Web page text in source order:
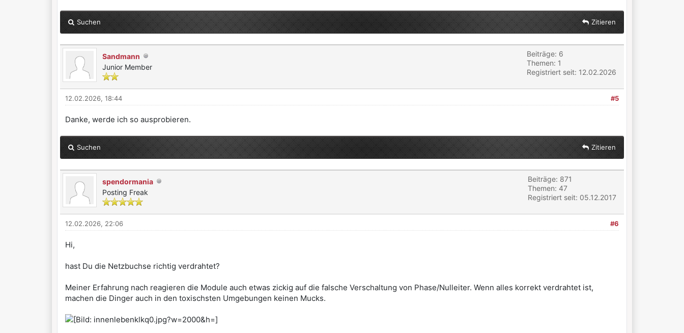
Suchen Zitieren
Sandmann
Junior Member
Beiträge: 6
Themen: 1
Registriert seit: 12.02.2026
#5
12.02.2026, 18:44
Danke, werde ich so ausprobieren.
Suchen Zitieren
spendormania
Posting Freak
Beiträge: 871
Themen: 47
Registriert seit: 05.12.2017
#6
12.02.2026, 22:06
Hi,
hast Du die Netzbuchse richtig verdrahtet?
Meiner Erfahrung nach reagieren die Module auch etwas zickig auf die falsche Verschaltung von Phase/Nulleiter. Wenn alles korrekt verdrahtet ist,
machen die Dinger auch in den toxischsten Umgebungen keinen Mucks.